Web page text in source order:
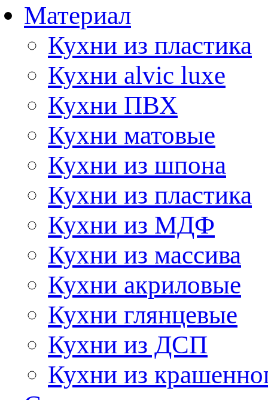
Материал
Кухни из пластика
Кухни alvic luxe
Кухни ПВХ
Кухни матовые
Кухни из шпона
Кухни из пластика
Кухни из МДФ
Кухни из массива
Кухни акриловые
Кухни глянцевые
Кухни из ДСП
Кухни из